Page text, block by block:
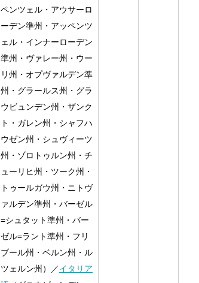
ペンツェル・アウサーロ
ーデン準州・アッペンツ
ェル・インナーローデン
準州・ヴァレー州・ウー
リ州・オプヴァルデン準
州・グラールス州・グラ
ウビュンデン州・ザンク
ト・ガレン州・シャフハ
ウゼン州・シュヴィーツ
州・ゾロトゥルン州・チ
ューリヒ州・ツーク州・
トゥールガウ州・ニトヴ
ァルデン準州・バーゼル
=シュタット準州・バー
ゼル=ラント準州・フリ
ブール州・ベルン州・ル
ツェルン州）／イタリア